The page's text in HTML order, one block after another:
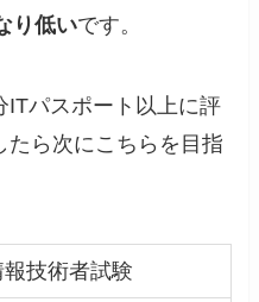
り低いです。
ITパスポート以上に評
たら次にこちらを目指
技術者試験